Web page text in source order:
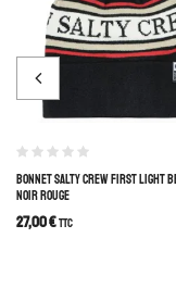
BONNET SALTY CREW FIRST LIGHT
NOIR ROUGE
27,00€TTC